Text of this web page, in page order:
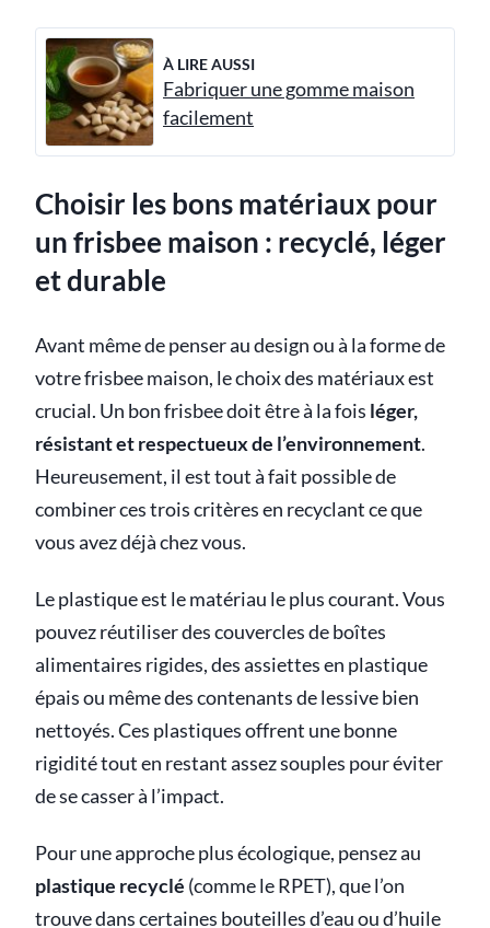
À LIRE AUSSI
Fabriquer une gomme maison
facilement
Choisir les bons matériaux pour
un frisbee maison : recyclé, léger
et durable
Avant même de penser au design ou à la forme de
votre frisbee maison, le choix des matériaux est
crucial. Un bon frisbee doit être à la fois léger,
résistant et respectueux de l’environnement.
Heureusement, il est tout à fait possible de
combiner ces trois critères en recyclant ce que
vous avez déjà chez vous.
Le plastique est le matériau le plus courant. Vous
pouvez réutiliser des couvercles de boîtes
alimentaires rigides, des assiettes en plastique
épais ou même des contenants de lessive bien
nettoyés. Ces plastiques offrent une bonne
rigidité tout en restant assez souples pour éviter
de se casser à l’impact.
Pour une approche plus écologique, pensez au
plastique recyclé (comme le RPET), que l’on
trouve dans certaines bouteilles d’eau ou d’huile